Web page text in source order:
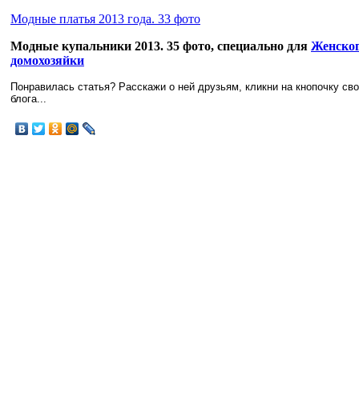
Модные платья 2013 года. 33 фото
Модные купальники 2013. 35 фото, специально для
домохозяйки
Понравилась статья? Расскажи о ней друзьям, кликни на кнопочку
блога...